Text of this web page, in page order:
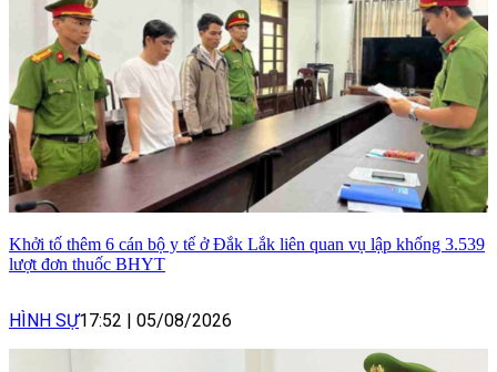
Khởi tố thêm 6 cán bộ y tế ở Đắk Lắk liên quan vụ lập khống 3.539
lượt đơn thuốc BHYT
HÌNH SỰ17:52 | 05/08/2026